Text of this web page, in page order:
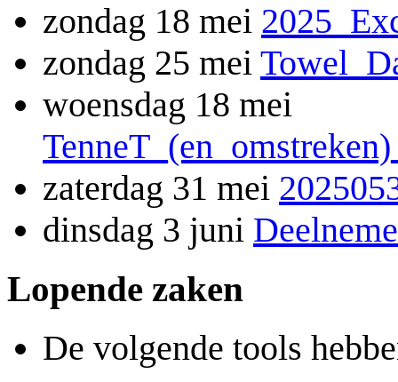
zondag 18 mei
zondag 25 mei
woensdag 18 mei
zaterdag 31 mei
dinsdag 3 juni
Lopende zaken
De volgende tools